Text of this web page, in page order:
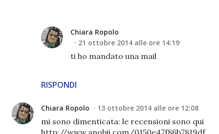
RISPONDI
Chiara Ropolo
21 ottobre 2014 alle ore 14:19
ti ho mandato una mail
Chiara Ropolo 13 ottobre 2014 alle ore 12:08
mi sono dimenticata: le recensioni sono qui
http://www.anobii.com/0150e47f86b7819df